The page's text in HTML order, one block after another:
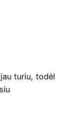
turiu, todėl